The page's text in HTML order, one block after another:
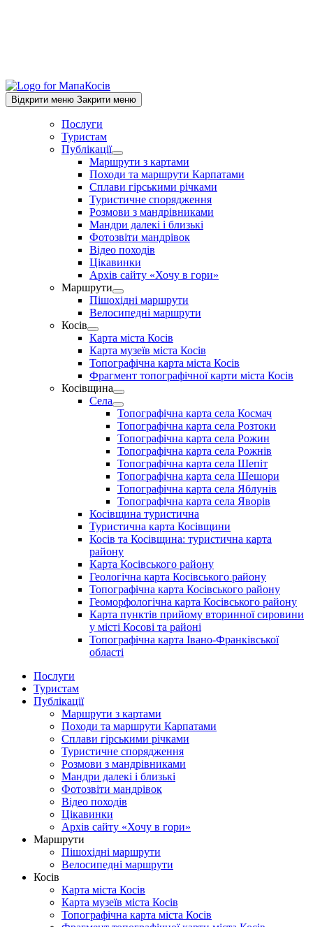
Відкрити меню Закрити меню
Послуги
Туристам
Публікації
Show
sub
menu
Маршрути з картами
Походи та маршрути Карпатами
Сплави гірськими річками
Туристичне спорядження
Розмови з мандрівниками
Мандри далекі і близькі
Фотозвіти мандрівок
Відео походів
Цікавинки
Архів сайту «Хочу в гори»
Маршрути
Show
sub
menu
Пішохідні маршрути
Велосипедні маршрути
Косів
Show
sub
menu
Карта міста Косів
Карта музеїв міста Косів
Топографічна карта міста Косів
Фрагмент топографічної карти міста Косів
Косівщина
Show
sub
menu
Села
Show
sub
menu
Топографічна карта села Космач
Топографічна карта села Розтоки
Топографічна карта села Рожин
Топографічна карта села Рожнів
Топографічна карта села Шепіт
Топографічна карта села Шешори
Топографічна карта села Яблунів
Топографічна карта села Яворів
Косівщина туристична
Туристична карта Косівщини
Косів та Косівщина: туристична карта
району
Карта Косівського району
Геологічна карта Косівського району
Топографічна карта Косівського району
Геоморфологічна карта Косівського району
Карта пунктів прийому вторинної сировини
у місті Косові та районі
Топографічна карта Івано-Франківської
області
Послуги
Туристам
Публікації
Маршрути з картами
Походи та маршрути Карпатами
Сплави гірськими річками
Туристичне спорядження
Розмови з мандрівниками
Мандри далекі і близькі
Фотозвіти мандрівок
Відео походів
Цікавинки
Архів сайту «Хочу в гори»
Маршрути
Пішохідні маршрути
Велосипедні маршрути
Косів
Карта міста Косів
Карта музеїв міста Косів
Топографічна карта міста Косів